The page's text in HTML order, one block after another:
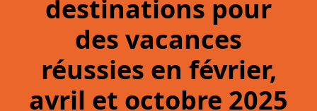
destinations pour
des vacances
réussies en février,
avril et octobre 2025